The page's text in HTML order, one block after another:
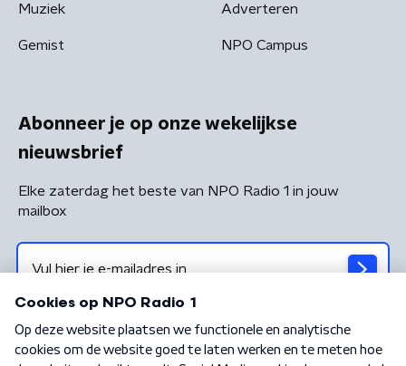
Muziek
Gemist
Adverteren
NPO Campus
Abonneer je op onze wekelijkse
nieuwsbrief
Elke zaterdag het beste van NPO Radio 1 in jouw
mailbox